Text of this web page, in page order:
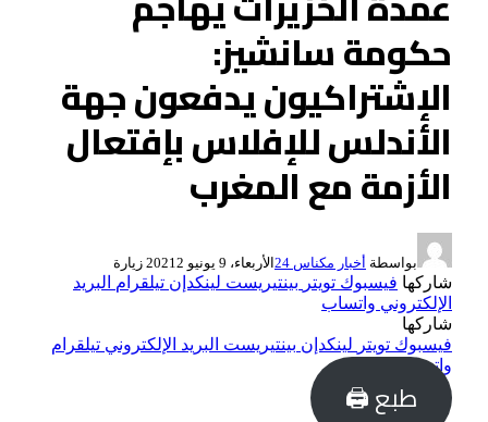
حكومة سانشيز:
الإشتراكيون يدفعون جهة
الأندلس للإفلاس بإفتعال
الأزمة مع المغرب
بواسطة أخبار مكناس 24 الأربعاء، 9 يونيو 2021 2 زيارة
شاركها فيسبوك تويتر بينتيريست لينكدإن تيلقرام البريد
الإلكتروني واتساب
شاركها
فيسبوك تويتر لينكدإن بينتيريست البريد الإلكتروني تيلقرام
واتساب
طبع 🖨